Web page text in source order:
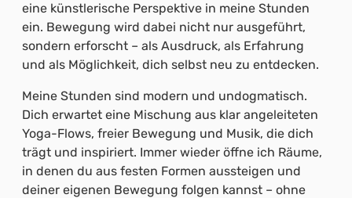
eine künstlerische Perspektive in meine Stunden
ein. Bewegung wird dabei nicht nur ausgeführt,
sondern erforscht – als Ausdruck, als Erfahrung
und als Möglichkeit, dich selbst neu zu entdecken.
Meine Stunden sind modern und undogmatisch.
Dich erwartet eine Mischung aus klar angeleiteten
Yoga-Flows, freier Bewegung und Musik, die dich
trägt und inspiriert. Immer wieder öffne ich Räume,
in denen du aus festen Formen aussteigen und
deiner eigenen Bewegung folgen kannst – ohne